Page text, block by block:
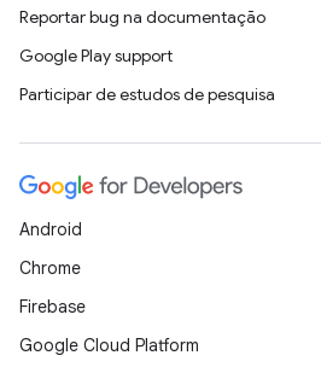
Reportar bug na documentação
Google Play support
Participar de estudos de pesquisa
Android
Chrome
Firebase
Google Cloud Platform